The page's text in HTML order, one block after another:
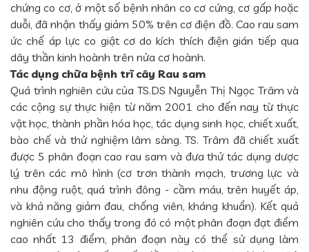
chứng co cơ, ở một số bệnh nhân co cơ cứng, cơ gấp hoặc
duỗi, đã nhận thấy giảm 50% trên cơ điện đồ. Cao rau sam
ức chế áp lực co giật cơ do kích thích điện gián tiếp qua
dây thần kinh hoành trên nửa cơ hoành.
Tác dụng chữa bệnh trĩ cây Rau sam
Quá trình nghiên cứu của TS.DS Nguyễn Thị Ngọc Trâm và
các cộng sự thực hiện từ năm 2001 cho đến nay từ thực
vật học, thành phần hóa học, tác dụng sinh học, chiết xuất,
bào chế và thử nghiệm lâm sàng. TS. Trâm đã chiết xuất
được 5 phân đoạn cao rau sam và đưa thử tác dụng dược
lý trên các mô hình (cơ trơn thành mạch, trương lực và
nhu động ruột, quá trình đông - cầm máu, trên huyết áp,
và khả năng giảm đau, chống viên, kháng khuẩn). Kết quả
nghiên cứu cho thấy trong đó có một phân đoạn đạt điểm
cao nhất 13 điểm, phân đoạn này có thể sử dụng làm